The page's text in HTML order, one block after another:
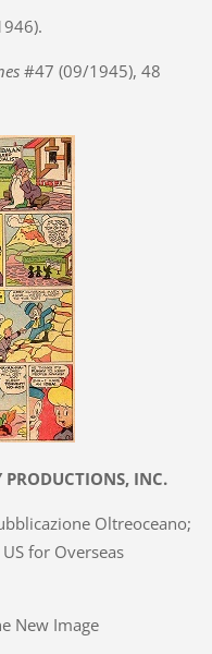
#47 (09/1945), 48
INC.
Oltreoceano;
for Overseas
New Image